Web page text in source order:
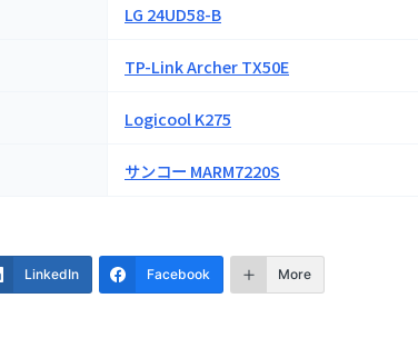
LG 24UD58-B
TP-Link Archer TX50E
Logicool K275
サンコー MARM7220S
LinkedIn Facebook More